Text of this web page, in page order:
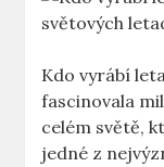
Kdo vyrábí
fascinovala
celém světě,
jedné z